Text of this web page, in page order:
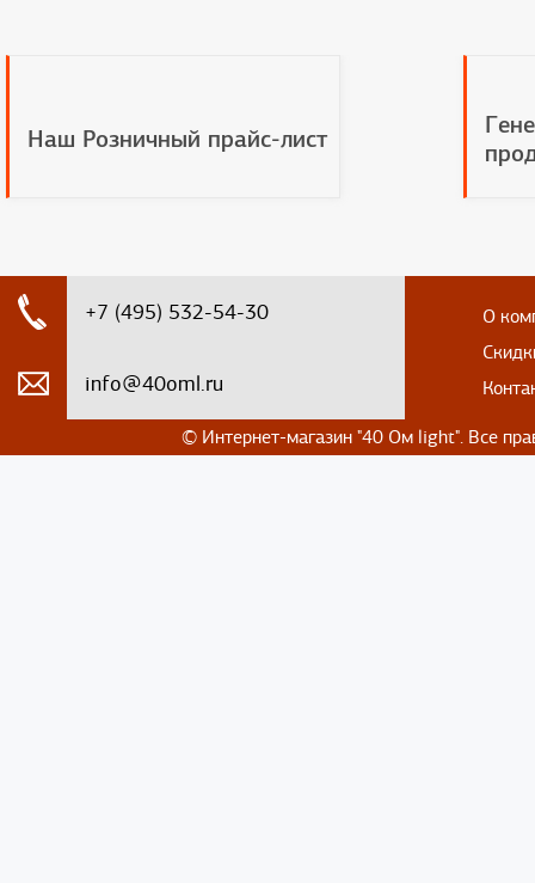
Наш Розничный прайс-лист
+7 (495) 532-54-30
info@40oml.ru
О
© Интернет-магазин "40 Ом light". Все